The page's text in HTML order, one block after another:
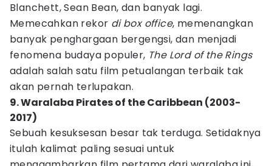
Blanchett, Sean Bean, dan banyak lagi.
Memecahkan rekor di box office, memenangkan
banyak penghargaan bergengsi, dan menjadi
fenomena budaya populer, The Lord of the Rings
adalah salah satu film petualangan terbaik tak
akan pernah terlupakan.
9. Waralaba Pirates of the Caribbean (2003-
2017)
Sebuah kesuksesan besar tak terduga. Setidaknya
itulah kalimat paling sesuai untuk